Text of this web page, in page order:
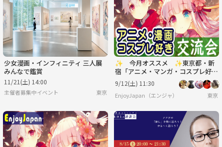
少女漫画・インフィニティ 三人展
みんなで鑑賞
11/21(土) 14:00
主催者募集中イベント 東京
✨ 今月オススメ ✨東京都・新
宿「アニメ・マンガ・コスプレ好
き」交流会
9/12(土) 11:30
EnjoyJapan（エンジャ） 東京